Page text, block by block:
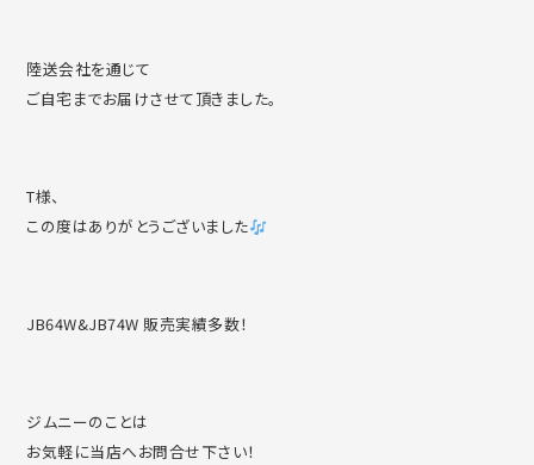
陸送会社を通じて
ご自宅までお届けさせて頂きました。
T様、
この度はありがとうございました
JB64W&JB74W 販売実績多数！
ジムニーのことは
お気軽に当店へお問合せ下さい！